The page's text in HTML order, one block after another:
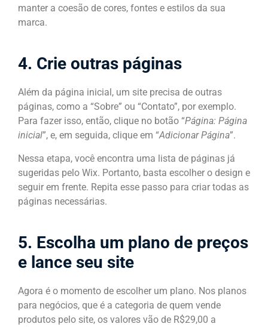
manter a coesão de cores, fontes e estilos da sua
marca.
4. Crie outras páginas
Além da página inicial, um site precisa de outras
páginas, como a “Sobre” ou “Contato”, por exemplo.
Para fazer isso, então, clique no botão “Página: Página
inicial”, e, em seguida, clique em “Adicionar Página”.
Nessa etapa, você encontra uma lista de páginas já
sugeridas pelo Wix. Portanto, basta escolher o design e
seguir em frente. Repita esse passo para criar todas as
páginas necessárias.
5. Escolha um plano de preços
e lance seu site
Agora é o momento de escolher um plano. Nos planos
para negócios, que é a categoria de quem vende
produtos pelo site, os valores vão de R$29,00 a